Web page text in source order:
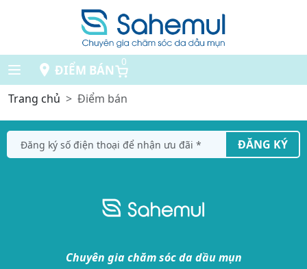
ĐIỂM BÁN
0
Trang chủ Điểm bán
ĐĂNG KÝ
Chuyên gia chăm sóc da dầu mụn